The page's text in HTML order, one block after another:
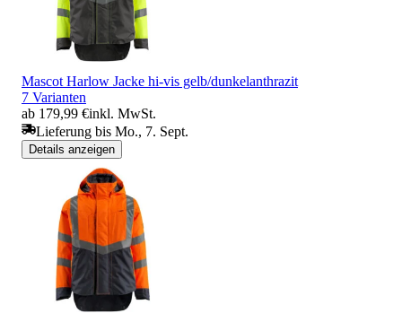
Mascot Harlow Jacke hi-vis gelb/dunkelanthrazit
7 Varianten
ab 179,99 €inkl. MwSt.
Lieferung bis Mo., 7. Sept.
Details anzeigen